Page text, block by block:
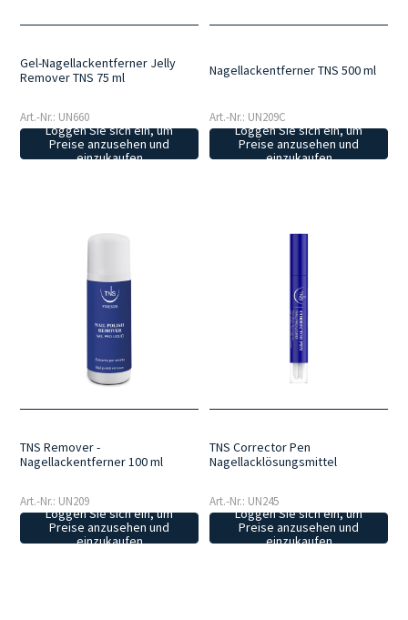
Gel-Nagellackentferner Jelly
Remover TNS 75 ml
Art.-Nr.: UN660
Loggen Sie sich ein, um
Preise anzusehen und
einzukaufen
Nagellackentferner TNS 500 ml
Art.-Nr.: UN209C
Loggen Sie sich ein, um
Preise anzusehen und
einzukaufen
TNS Remover -
Nagellackentferner 100 ml
Art.-Nr.: UN209
Loggen Sie sich ein, um
Preise anzusehen und
einzukaufen
TNS Corrector Pen
Nagellacklösungsmittel
Art.-Nr.: UN245
Loggen Sie sich ein, um
Preise anzusehen und
einzukaufen